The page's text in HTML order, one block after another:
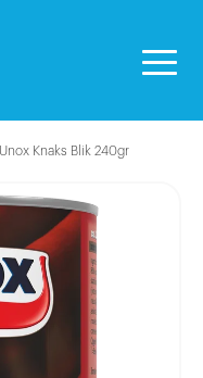
Unox Knaks Blik 240gr